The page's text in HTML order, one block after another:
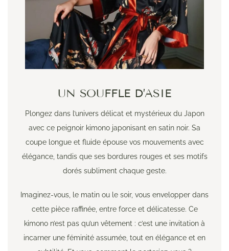
UN SOUFFLE D’ASIE
Plongez dans l’univers délicat et mystérieux du Japon
avec ce peignoir kimono japonisant en satin noir. Sa
coupe longue et fluide épouse vos mouvements avec
élégance, tandis que ses bordures rouges et ses motifs
dorés subliment chaque geste.
Imaginez-vous, le matin ou le soir, vous envelopper dans
cette pièce raffinée, entre force et délicatesse. Ce
kimono n’est pas qu’un vêtement : c’est une invitation à
incarner une féminité assumée, tout en élégance et en